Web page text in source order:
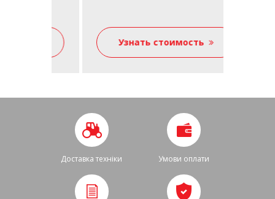
Узнать стоимость
Доставка техніки Умови оплати